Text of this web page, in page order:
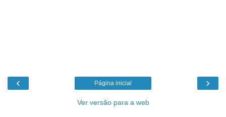
‹ ›
Página inicial
Ver versão para a web